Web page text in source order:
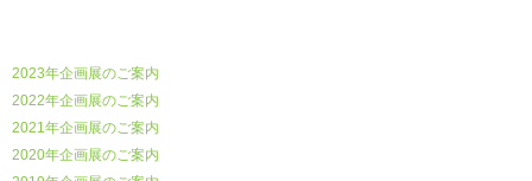
2023年企画展のご案内
2022年企画展のご案内
2021年企画展のご案内
2020年企画展のご案内